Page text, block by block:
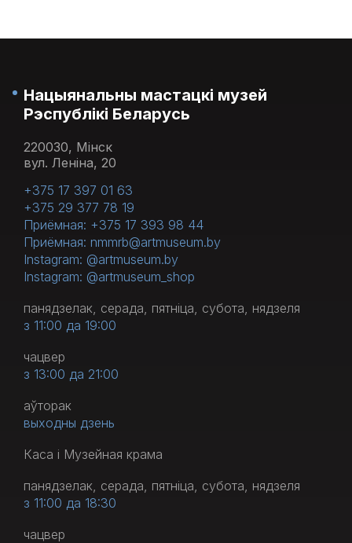
Нацыянальны мастацкі музей
Рэспублікі Беларусь
220030, Мінск
вул. Леніна, 20
+375 17 397 01 63
+375 29 377 78 19
Приёмная: +375 17 393 98 44
Приёмная: nmmrb@artmuseum.by
Instagram: @artmuseum.by
Instagram: @artmuseum_shop
панядзелак, серада, пятніца, субота, нядзеля
з 11:00 да 19:00
чацвер
з 13:00 да 21:00
аўторак
выходны дзень
Каса і Музейная крама
панядзелак, серада, пятніца, субота, нядзеля
з 11:00 да 18:30
чацвер